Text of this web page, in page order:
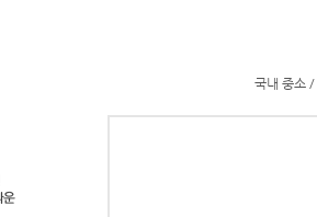
국내 중소 /